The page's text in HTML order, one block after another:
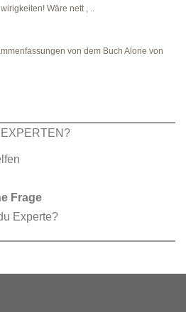
Wäre nett , ..
von dem Buch Alone von
Frage
Experte?